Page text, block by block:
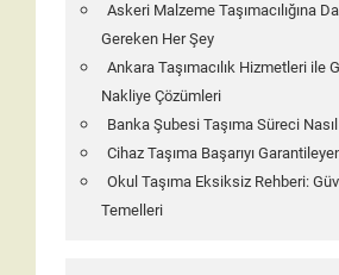
Askeri Malzeme Taşımacılığına
Gereken Her Şey
Ankara Taşımacılık Hizmetleri ile
Nakliye Çözümleri
Banka Şubesi Taşıma Süreci
Cihaz Taşıma Başarıyı
Okul Taşıma Eksiksiz Rehberi:
Temelleri